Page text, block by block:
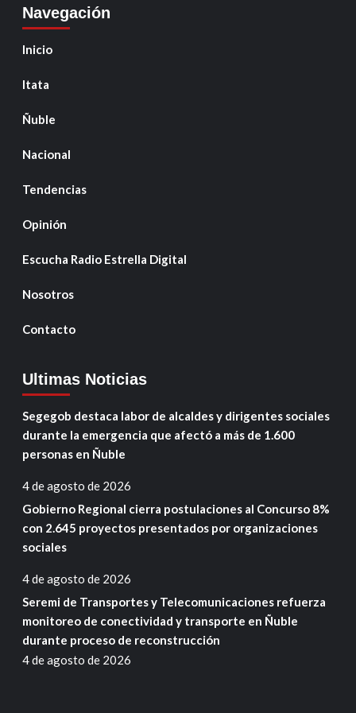
Navegación
Inicio
Itata
Ñuble
Nacional
Tendencias
Opinión
Escucha Radio Estrella Digital
Nosotros
Contacto
Ultimas Noticias
Segegob destaca labor de alcaldes y dirigentes sociales
durante la emergencia que afectó a más de 1.600
personas en Ñuble
4 de agosto de 2026
Gobierno Regional cierra postulaciones al Concurso 8%
con 2.645 proyectos presentados por organizaciones
sociales
4 de agosto de 2026
Seremi de Transportes y Telecomunicaciones refuerza
monitoreo de conectividad y transporte en Ñuble
durante proceso de reconstrucción
4 de agosto de 2026